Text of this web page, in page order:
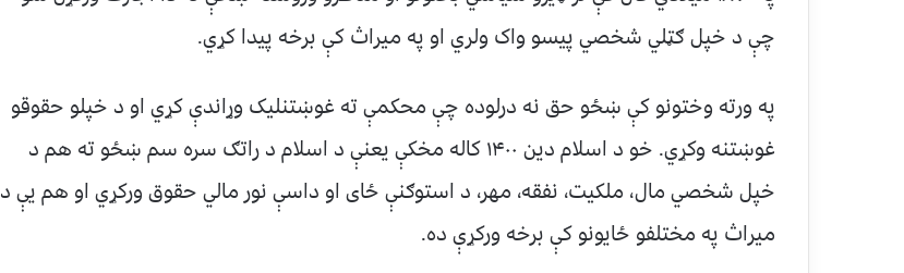
چې د خپل ګټلي شخصي پیسو واک ولري او په میراث کې برخه پیدا کړي.
په ورته وختونو کې ښځو حق نه درلوده چې محکمې ته غوښتنلیک وړاندې کړي او د خپلو حقوقو
غوښتنه وکړي. خو د اسلام دین ۱۴۰۰ کاله مخکې یعنې د اسلام د راتګ سره سم ښځو ته هم د
خپل شخصي مال، ملکیت، نفقه، مهر، د استوګنې ځای او داسې نور مالي حقوق ورکړي او هم یې د
میراث په مختلفو ځایونو کې برخه ورکړې ده.